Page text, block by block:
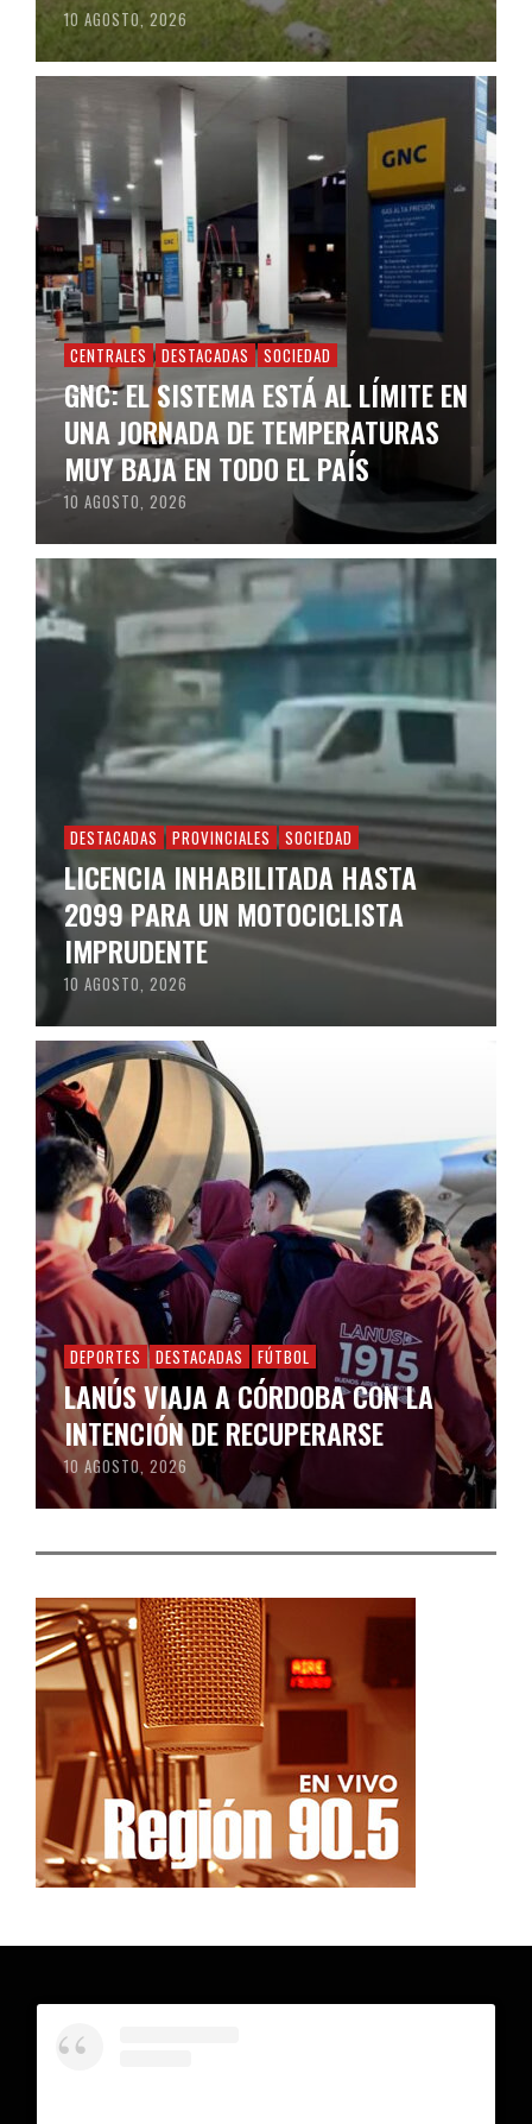
10 AGOSTO, 2026
CENTRALES DESTACADAS SOCIEDAD
GNC: EL SISTEMA ESTÁ AL LÍMITE EN
UNA JORNADA DE TEMPERATURAS
MUY BAJA EN TODO EL PAÍS
10 AGOSTO, 2026
DESTACADAS PROVINCIALES SOCIEDAD
LICENCIA INHABILITADA HASTA
2099 PARA UN MOTOCICLISTA
IMPRUDENTE
10 AGOSTO, 2026
DEPORTES DESTACADAS FÚTBOL
LANÚS VIAJA A CÓRDOBA CON LA
INTENCIÓN DE RECUPERARSE
10 AGOSTO, 2026